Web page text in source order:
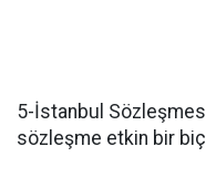
5-İstanbul
sözleşme etkin bir